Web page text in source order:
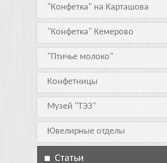
"Конфетка" на Карташова
"Конфетка" Кемерово
"Птичье молоко"
Конфетницы
Музей "ТЭЗ"
Ювелирные отделы
Статьи